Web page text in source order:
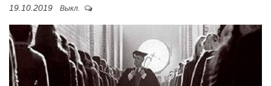
19.10.2019 Выкл.